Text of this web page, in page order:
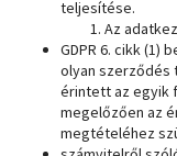
teljesítése.
Az
GDPR 6. cikk (1)
olyan szerződés
érintett az egyik
megelőzően az
megtételéhez